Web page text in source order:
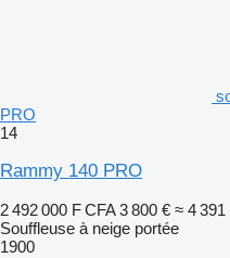
PRO
14
Rammy 140 PRO
2 492 000 F CFA 3 800 € ≈ 4
Souffleuse à neige portée
1900